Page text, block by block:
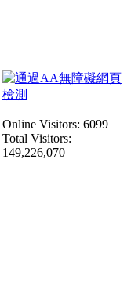
Online Visitors: 6099
Total Visitors:
149,226,070